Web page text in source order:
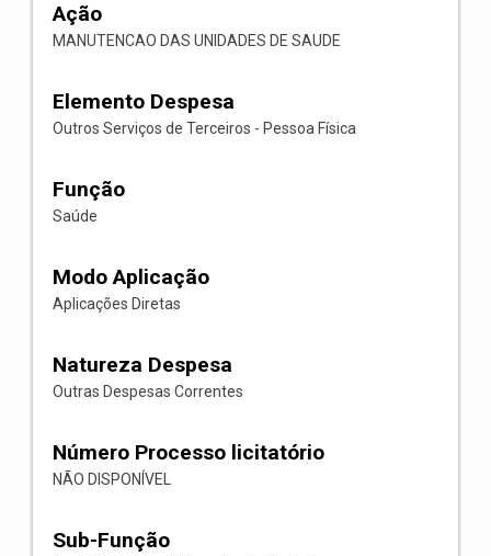
Ação
MANUTENCAO DAS UNIDADES DE SAUDE
Elemento Despesa
Outros Serviços de Terceiros - Pessoa Física
Função
Saúde
Modo Aplicação
Aplicações Diretas
Natureza Despesa
Outras Despesas Correntes
Número Processo licitatório
NÃO DISPONÍVEL
Sub-Função